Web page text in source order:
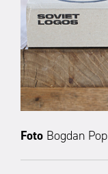
Foto Bogdan Pop